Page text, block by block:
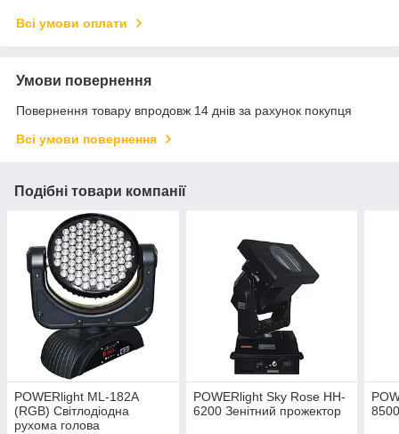
Всі умови оплати
Умови повернення
Повернення товару впродовж 14 днів за рахунок покупця
Всі умови повернення
Подібні товари компанії
POWERlight ML-182A
(RGB) Світлодіодна
рухома голова
POWERlight Sky Rose HH-
6200 Зенітний прожектор